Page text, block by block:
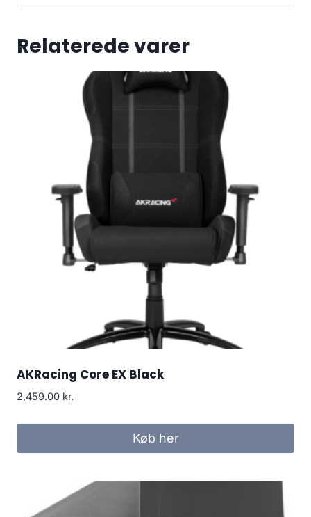
Relaterede varer
AKRacing Core EX Black
2,459.00 kr.
Køb her